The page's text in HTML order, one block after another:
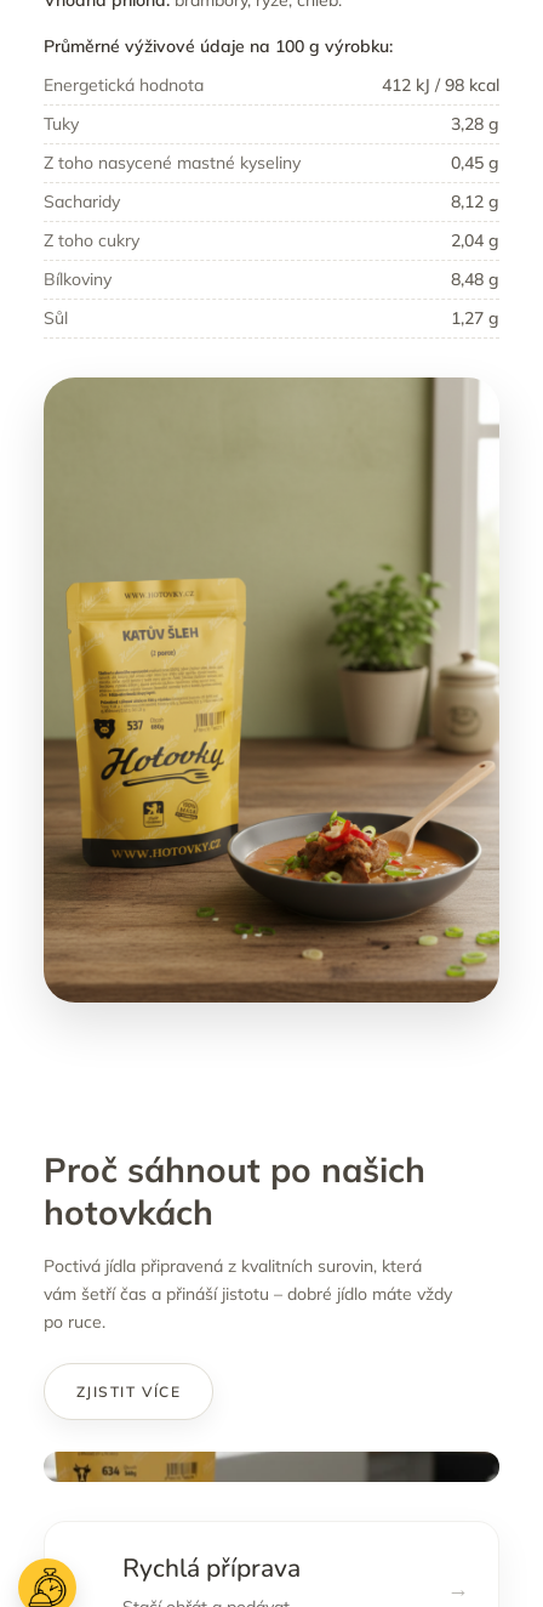
Průměrné výživové údaje na 100 g výrobku:
Energetická hodnota
412 kJ / 98 kcal
Tuky
3,28 g
Z toho nasycené mastné kyseliny
0,45 g
Sacharidy
8,12 g
Z toho cukry
2,04 g
Bílkoviny
8,48 g
Sůl
1,27 g
Proč sáhnout po našich
hotovkách
Poctivá jídla připravená z kvalitních surovin, která
vám šetří čas a přináší jistotu – dobré jídlo máte vždy
po ruce.
ZJISTIT VÍCE
→
Rychlá příprava